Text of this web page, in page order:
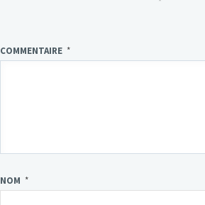
*
COMMENTAIRE *
NOM *